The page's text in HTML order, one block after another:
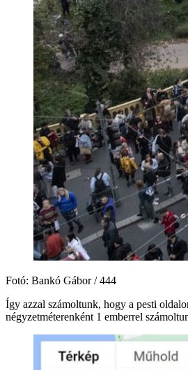
Fotó: Bankó Gábor / 444
Így azzal számoltunk, hogy a pesti
négyzetméterenként 1 emberrel